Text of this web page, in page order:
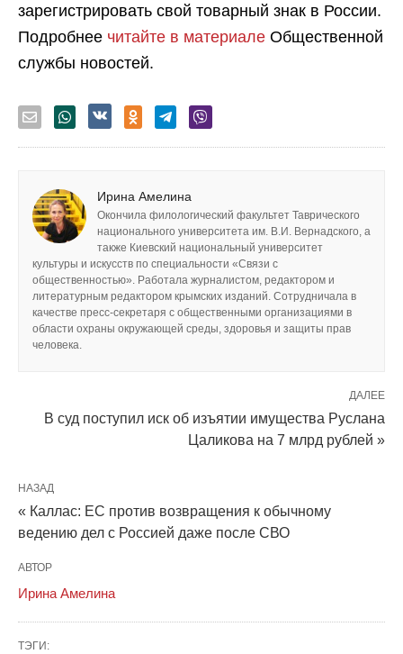
зарегистрировать свой товарный знак в России.
Подробнее читайте в материале Общественной
службы новостей.
Ирина Амелина
Окончила филологический факультет Таврического
национального университета им. В.И. Вернадского, а
также Киевский национальный университет
культуры и искусств по специальности «Связи с
общественностью». Работала журналистом, редактором и
литературным редактором крымских изданий. Сотрудничала в
качестве пресс-секретаря с общественными организациями в
области охраны окружающей среды, здоровья и защиты прав
человека.
ДАЛЕЕ
В суд поступил иск об изъятии имущества Руслана
Цаликова на 7 млрд рублей »
НАЗАД
« Каллас: ЕС против возвращения к обычному
ведению дел с Россией даже после СВО
АВТОР
Ирина Амелина
ТЭГИ: